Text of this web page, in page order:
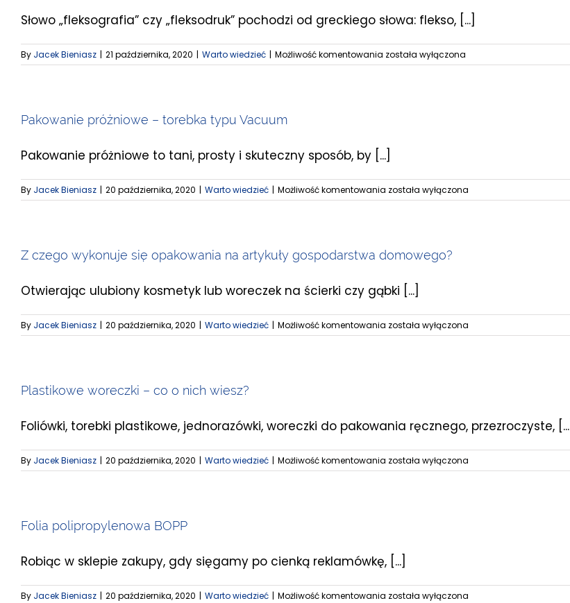
Słowo „fleksografia” czy „fleksodruk” pochodzi od greckiego słowa: flekso, [...]
By Jacek Bieniasz | 21 października, 2020 | Warto wiedzieć | Możliwość komentowania Technologia
druku
została wyłączona
Pakowanie próżniowe – torebka typu Vacuum
Pakowanie próżniowe to tani, prosty i skuteczny sposób, by [...]
By Jacek Bieniasz | 20 października, 2020 | Warto wiedzieć | Możliwość komentowania Pakowanie
próżniowe
Vacuum
została wyłączona
Z czego wykonuje się opakowania na artykuły gospodarstwa domowego?
Otwierając ulubiony kosmetyk lub woreczek na ścierki czy gąbki [...]
By Jacek Bieniasz | 20 października, 2020 | Warto wiedzieć | Możliwość komentowania Z
czego
domowego?
została wyłączona
Plastikowe woreczki – co o nich wiesz?
Foliówki, torebki plastikowe, jednorazówki, woreczki do pakowania ręcznego, przezroczyste, [...]
By Jacek Bieniasz | 20 października, 2020 | Warto wiedzieć | Możliwość komentowania Plastikowe
woreczki
została wyłączona
Folia polipropylenowa BOPP
Robiąc w sklepie zakupy, gdy sięgamy po cienką reklamówkę, [...]
By Jacek Bieniasz | 20 października, 2020 | Warto wiedzieć | Możliwość komentowania Folia
została wyłączona